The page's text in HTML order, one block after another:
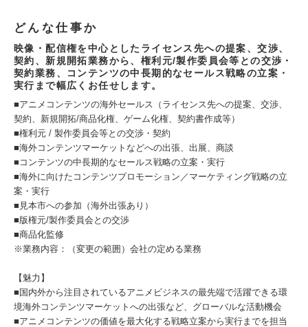
どんな仕事か
映像・配信権を中心としたライセンス先への提案、交渉、
契約、新規開拓業務から、権利元/製作委員会等との交渉・
契約業務、コンテンツの中長期的なセールス戦略の立案・
実行まで幅広くお任せします。
■アニメコンテンツの海外セールス（ライセンス先への提案、交渉、
契約、新規開拓/商品化権、ゲーム化権、契約書作成等）
■権利元 / 製作委員会等との交渉・契約
■海外コンテンツマーケットなどへの出張、出展、商談
■コンテンツの中長期的なセールス戦略の立案・実行
■海外に向けたコンテンツプロモーション／マーケティング戦略の立
案・実行
■見本市への参加（海外出張あり）
■版権元/製作委員会との交渉
■商品化監修
※業務内容：（変更の範囲）会社の定める業務
【魅力】
■国内外から注目されているアニメビジネスの最先端で活躍できる環
境海外コンテンツマーケットへの出張など、グローバルな活動機会
■アニメコンテンツの価値を最大化する戦略立案から実行までを担当